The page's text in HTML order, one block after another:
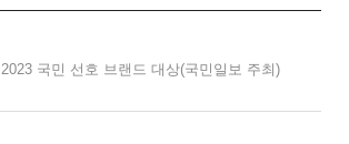
2023 국민 선호 브랜드 대상(국민일보 주최)